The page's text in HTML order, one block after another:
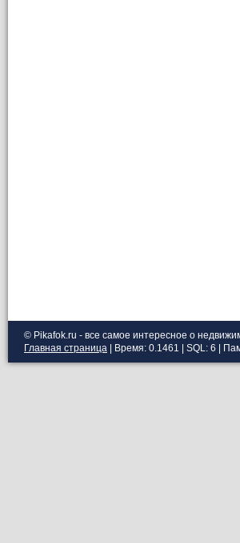
© Pikafok.ru - все самое интересное о
Главная страница | Время: 0.1461 | SQL: 6 |